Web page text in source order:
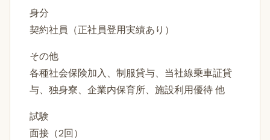
身分
契約社員（正社員登用実績あり）
その他
各種社会保険加入、制服貸与、当社線乗車証貸
与、独身寮、企業内保育所、施設利用優待 他
試験
面接（2回）